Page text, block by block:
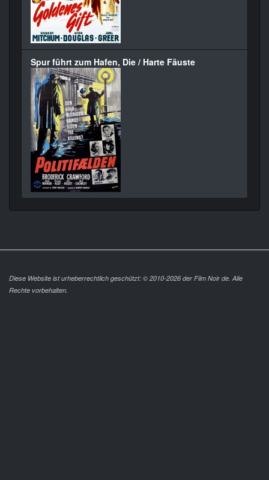
Spur führt zum Hafen, Die / Harte Fäuste
Diese Website ist urheberrechtlich geschützt: © 2010-2026 der Film Noir de. Alle
Rechte vorbehalten.